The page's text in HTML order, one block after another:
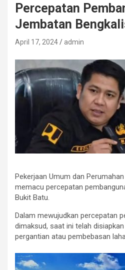
Percepatan
Jembatan
April 17, 2024 admin
Pekerjaan Umum dan
memacu percepatan
Bukit Batu.
Dalam mewujudkan percepatan
dimaksud, saat ini telah
pergantian atau pembebasan